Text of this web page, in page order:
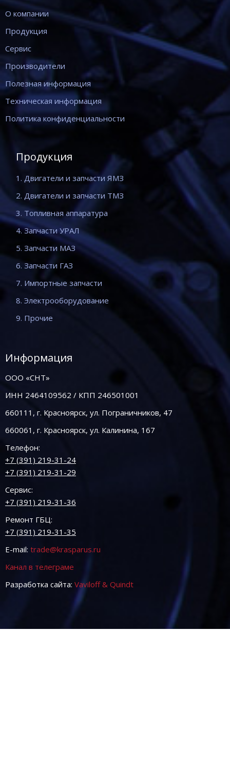
О компании
Продукция
Сервис
Производители
Полезная информация
Техническая информация
Политика конфиденциальности
Продукция
1. Двигатели и запчасти ЯМЗ
2. Двигатели и запчасти ТМЗ
3. Топливная аппаратура
4. Запчасти УРАЛ
5. Запчасти МАЗ
6. Запчасти ГАЗ
7. Импортные запчасти
8. Электрооборудование
9. Прочие
Информация
ООО «СНТ»
ИНН 2464109562 / КПП 246501001
660111, г. Красноярск, ул. Пограничников, 47
660061, г. Красноярск, ул. Калинина, 167
Телефон:
+7 (391) 219-31-24
+7 (391) 219-31-29
Сервис:
+7 (391) 219-31-36
Ремонт ГБЦ:
+7 (391) 219-31-35
E-mail: trade@krasparus.ru
Канал в телеграме
Разработка сайта: Vaviloff & Quindt